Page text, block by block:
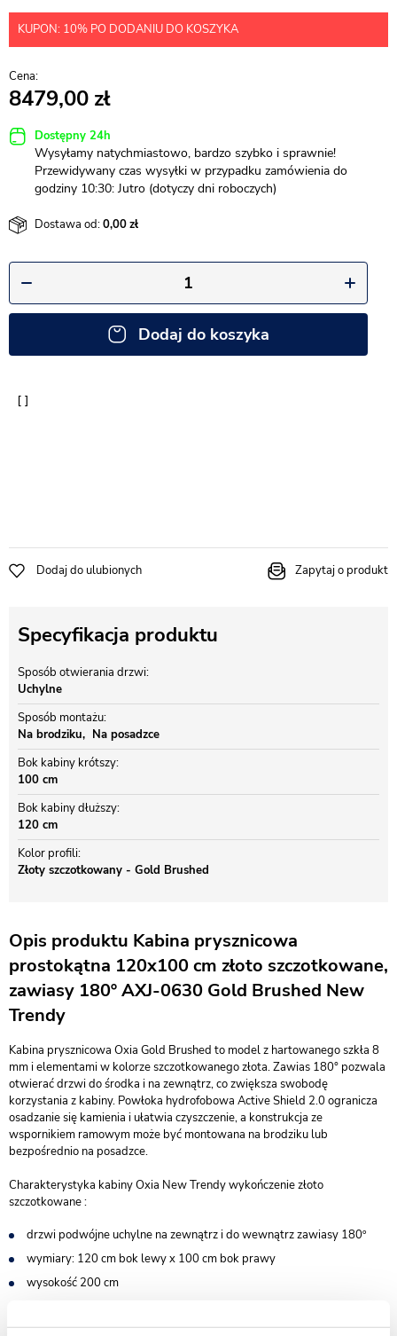
KUPON: 10% PO DODANIU DO KOSZYKA
8479,00
Dostępny 24h
Wysyłamy natychmiastowo, bardzo szybko i sprawnie!
Przewidywany czas wysyłki w przypadku zamówienia do
godziny 10:30: Jutro (dotyczy dni roboczych)
Dostawa od:0,00
Dodaj do koszyka
Dodaj do ulubionych Zapytaj o produkt
Specyfikacja produktu
Sposób otwierania drzwi
Uchylne
Sposób montażu
Na brodziku
Na posadzce
Bok kabiny krótszy
100 cm
Bok kabiny dłuższy
120 cm
Kolor profili
Złoty szczotkowany - Gold Brushed
Opis produktu Kabina prysznicowa
prostokątna 120x100 cm złoto szczotkowane,
zawiasy 180º AXJ-0630 Gold Brushed New
Trendy
Kabina prysznicowa Oxia Gold Brushed to model z hartowanego szkła 8
mm i elementami w kolorze szczotkowanego złota. Zawias 180° pozwala
otwierać drzwi do środka i na zewnątrz, co zwiększa swobodę
korzystania z kabiny. Powłoka hydrofobowa Active Shield 2.0 ogranicza
osadzanie się kamienia i ułatwia czyszczenie, a konstrukcja ze
wspornikiem ramowym może być montowana na brodziku lub
bezpośrednio na posadzce.
Charakterystyka kabiny Oxia New Trendy wykończenie złoto
szczotkowane :
drzwi podwójne uchylne na zewnątrz i do wewnątrz zawiasy 180º
wymiary: 120 cm bok lewy x 100 cm bok prawy
wysokość 200 cm
posadzce